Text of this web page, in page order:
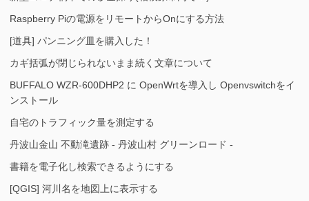
Raspberry Piの電源をリモートからOnにする方法
[道具] パンニング皿を購入した！
カギ括弧が閉じられないまま続く文章について
BUFFALO WZR-600DHP2 に OpenWrtを導入し Openvswitchをイ
ンストール
自宅のトラフィック量を測定する
丹波山金山 不動滝遺跡 - 丹波山村 グリーンロード -
書籍を電子化し検索できるようにする
[QGIS] 河川名を地図上に表示する